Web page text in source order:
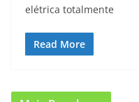
elétrica totalmente
Read More